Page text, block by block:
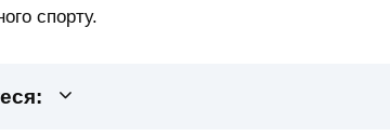
спорту.